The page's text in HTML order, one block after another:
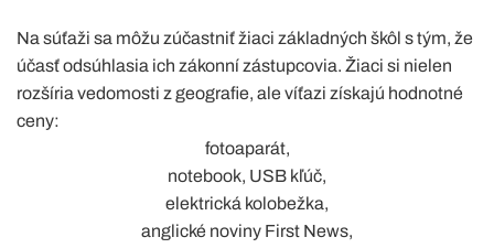
Na súťaži sa môžu zúčastniť žiaci základných škôl s tým, že
účasť odsúhlasia ich zákonní zástupcovia. Žiaci si nielen
rozšíria vedomosti z geografie, ale víťazi získajú hodnotné
ceny:
fotoaparát,
notebook, USB kľúč,
elektrická kolobežka,
anglické noviny First News,